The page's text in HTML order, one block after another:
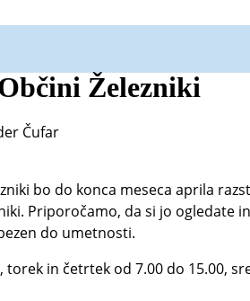
Železniki
Čufar
bo do konca meseca aprila
Priporočamo, da si jo ogledate
do umetnosti.
torek in četrtek od 7.00 do 15.00,